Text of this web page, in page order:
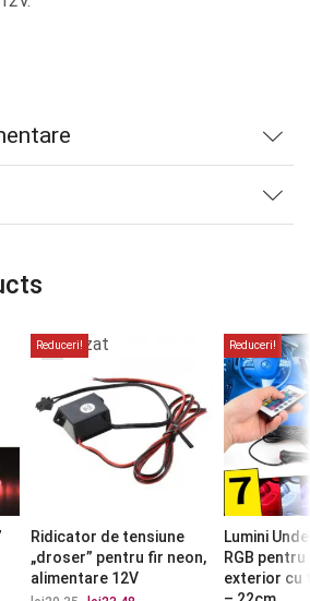
Reduceri!
epuizat
Ridicator de tensiune
„droser” pentru fir neon,
alimentare 12V
Reduceri!
Lumini
RGB
exterior cu